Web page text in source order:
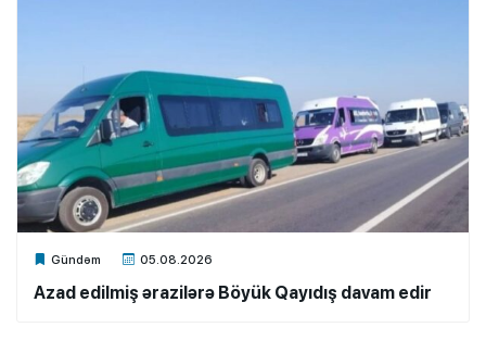
Gündəm 05.08.2026
Xalq.Online
Azad edilmiş ərazilərə Böyük Qayıdış davam edir